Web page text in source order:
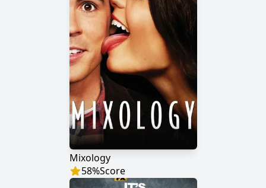
Mixology
58%Score